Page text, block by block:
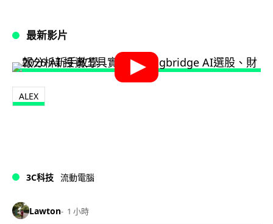
最新影片
ALEX
3C科技 流動電腦
Lawton 1 小時